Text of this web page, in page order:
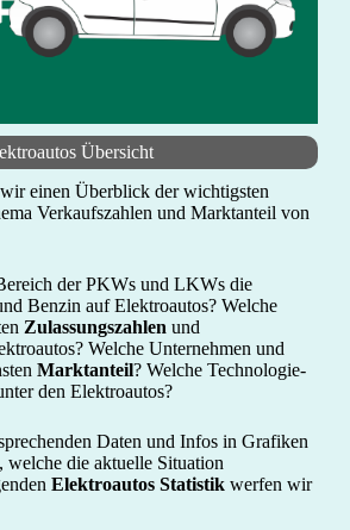
Übersicht
einen Überblick der wichtigsten
Verkaufszahlen und Marktanteil von
der PKWs und LKWs die
Benzin auf Elektroautos? Welche
Zulassungszahlen und
Welche Unternehmen und
Marktanteil? Welche Technologie-
den Elektroautos?
Daten und Infos in Grafiken
welche die aktuelle Situation
Elektroautos Statistik werfen wir